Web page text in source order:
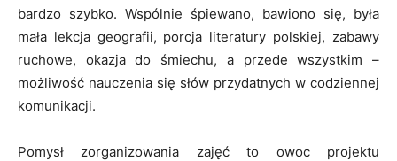
bardzo szybko. Wspólnie śpiewano, bawiono się, była
mała lekcja geografii, porcja literatury polskiej, zabawy
ruchowe, okazja do śmiechu, a przede wszystkim –
możliwość nauczenia się słów przydatnych w codziennej
komunikacji.
Pomysł zorganizowania zajęć to owoc projektu